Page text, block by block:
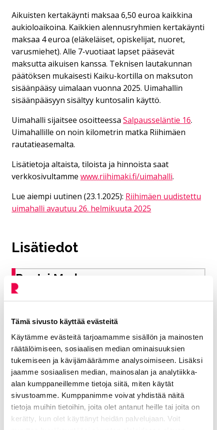
Tämä sivusto käyttää evästeitä
Käytämme evästeitä tarjoamamme sisällön ja mainosten
räätälöimiseen, sosiaalisen median ominaisuuksien
tukemiseen ja kävijämäärämme analysoimiseen. Lisäksi
jaamme sosiaalisen median, mainosalan ja analytiikka-
alan kumppaneillemme tietoja siitä, miten käytät
sivustoamme. Kumppanimme voivat yhdistää näitä
tietoja muihin tietoihin, joita olet antanut heille tai joita on
kerätty, kun olet käyttänyt heidän palvelujaan. Voit
Aikuisten kertakäynti maksaa 6,50 euroa kaikkina
aukioloaikoina. Kaikkien alennusryhmien kertakäynti
maksaa 4 euroa (eläkeläiset, opiskelijat, nuoret,
varusmiehet). Alle 7-vuotiaat lapset pääsevät
maksutta aikuisen kanssa. Teknisen lautakunnan
päätöksen mukaisesti Kaiku-kortilla on maksuton
sisäänpääsy uimalaan vuonna 2025. Uimahallin
sisäänpääsyyn sisältyy kuntosalin käyttö.
Uimahalli sijaitsee osoitteessa Salpausseläntie 16.
Uimahallille on noin kilometrin matka Riihimäen
rautatieasemalta.
Lisätietoja altaista, tiloista ja hinnoista saat
verkkosivultamme www.riihimaki.fi/uimahalli.
Lue aiempi uutinen (23.1.2025): Riihimäen uudistettu
uimahalli avautuu 26. helmikuuta 2025
Lisätiedot
Rantsi Markus
Liikuntapäällikkö
Tekninen toimiala
040 485 4605
markus.rantsi@riihimaki.fi
Liikuntakeskus vastuualue